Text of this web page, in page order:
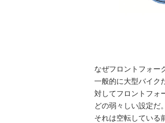
なぜフロントフォー
一般的に大型バイク
対してフロントフォ
どの弱々しい設定だ。
それは空転している